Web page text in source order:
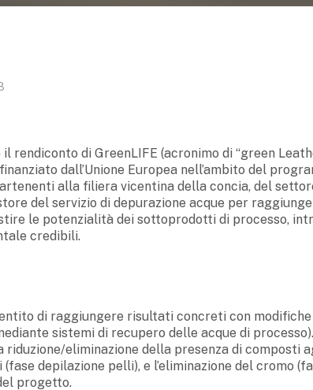
rendiconto di GreenLIFE (acronimo di “green
dall’Unione Europea nell’ambito del
alla filiera vicentina della concia, del
del servizio di depurazione acque per
le potenzialità dei sottoprodotti di processo,
credibili.
di raggiungere risultati concreti con
sistemi di recupero delle acque di
riduzione/eliminazione della presenza di composti
depilazione pelli), e l’eliminazione del cromo
progetto.